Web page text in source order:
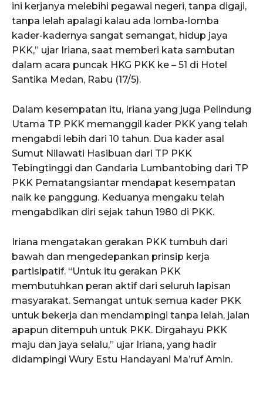
ini kerjanya melebihi pegawai negeri, tanpa digaji,
tanpa lelah apalagi kalau ada lomba-lomba
kader-kadernya sangat semangat, hidup jaya
PKK,” ujar Iriana, saat memberi kata sambutan
dalam acara puncak HKG PKK ke – 51 di Hotel
Santika Medan, Rabu (17/5).
Dalam kesempatan itu, Iriana yang juga Pelindung
Utama TP PKK memanggil kader PKK yang telah
mengabdi lebih dari 10 tahun. Dua kader asal
Sumut Nilawati Hasibuan dari TP PKK
Tebingtinggi dan Gandaria Lumbantobing dari TP
PKK Pematangsiantar mendapat kesempatan
naik ke panggung. Keduanya mengaku telah
mengabdikan diri sejak tahun 1980 di PKK.
Iriana mengatakan gerakan PKK tumbuh dari
bawah dan mengedepankan prinsip kerja
partisipatif. “Untuk itu gerakan PKK
membutuhkan peran aktif dari seluruh lapisan
masyarakat. Semangat untuk semua kader PKK
untuk bekerja dan mendampingi tanpa lelah, jalan
apapun ditempuh untuk PKK. Dirgahayu PKK
maju dan jaya selalu,” ujar Iriana, yang hadir
didampingi Wury Estu Handayani Ma’ruf Amin.